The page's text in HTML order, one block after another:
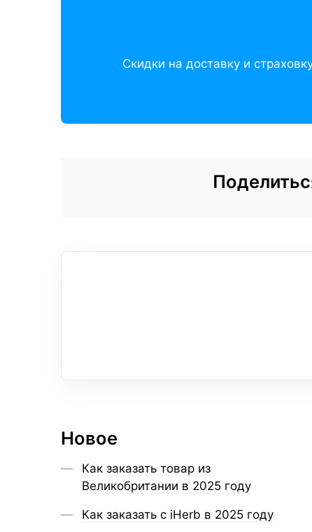
Скидки на доставку и
Новое
Как заказать товар из
Великобритании в 2025 году
Как заказать с iHerb в 2025 году